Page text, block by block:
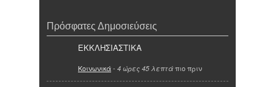
Πρόσφατες Δημοσιεύσεις
ΕΚΚΛΗΣΙΑΣΤΙΚΑ
Κοινωνικά- 4 ώρες 45 λεπτά πιο πριν